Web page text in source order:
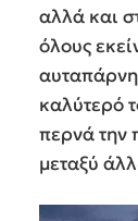
αλλά και
όλους
καλύτερό
περνά την
μεταξύ